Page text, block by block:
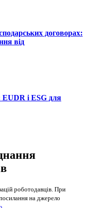
договорах:
від
і ESG для
роботодавців. При
на джерело